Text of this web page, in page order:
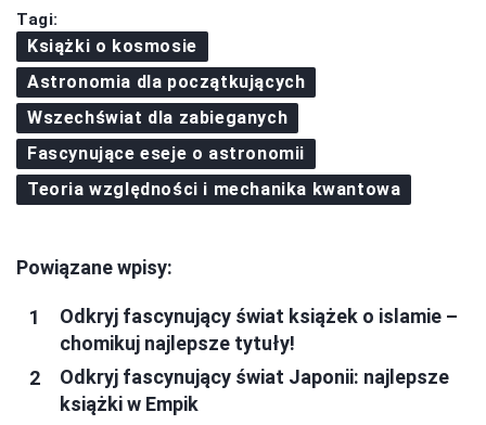
Tagi:
Książki o kosmosie
Astronomia dla początkujących
Wszechświat dla zabieganych
Fascynujące eseje o astronomii
Teoria względności i mechanika kwantowa
Powiązane wpisy:
Odkryj fascynujący świat książek o islamie –
chomikuj najlepsze tytuły!
Odkryj fascynujący świat Japonii: najlepsze
książki w Empik